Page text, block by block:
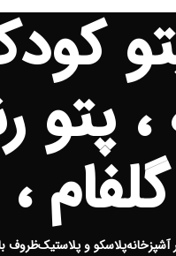
،
گلفام
آشپزخانهپلاسکو و پلاستیکظروف